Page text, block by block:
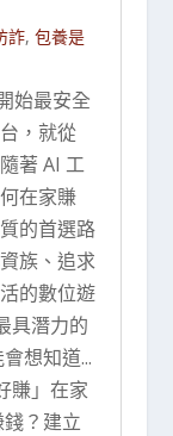
詐, 包養是
始最安全
，就從
著 AI 工
在家賺
的首選路
族、追求
的數位遊
具潛力的
想知道...
賺」在家
？建立